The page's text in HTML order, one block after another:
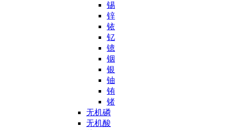
锡
锌
铱
钇
镱
铟
银
铀
铕
锗
无机磷
无机酸